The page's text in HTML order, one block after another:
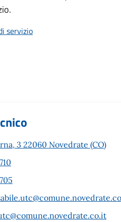
servizio
3 22060 Novedrate (CO)